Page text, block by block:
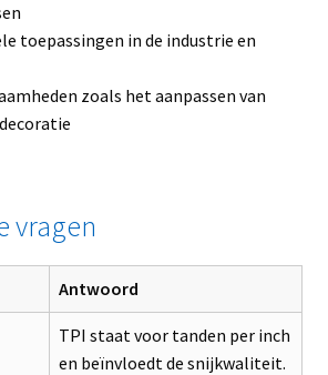
toepassingen in de industrie en
zoals het aanpassen van
vragen
Antwoord
TPI staat voor tanden per inch
en beïnvloedt de snijkwaliteit.